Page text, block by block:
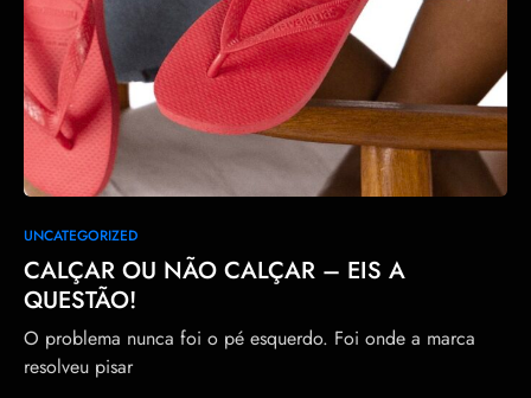
UNCATEGORIZED
CALÇAR OU NÃO CALÇAR – EIS A
QUESTÃO!
O problema nunca foi o pé esquerdo. Foi onde a marca
resolveu pisar